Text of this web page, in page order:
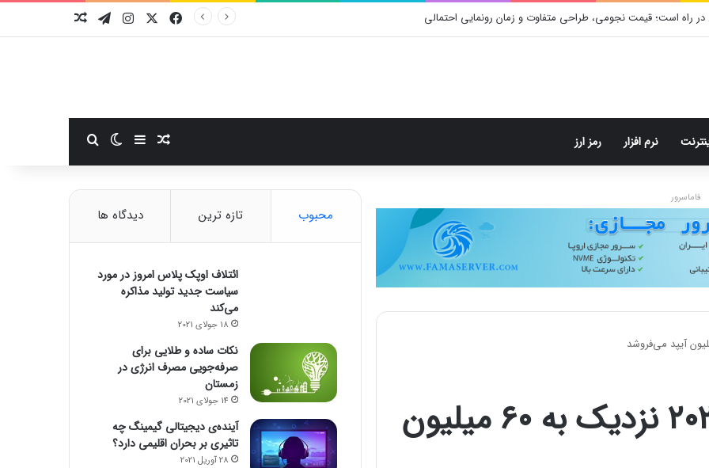
راه است؛ قیمت نجومی، طراحی متفاوت و زمان رونمایی احتمالی فیسبوکایکس اینستاگرام
تلگرام
نرم افزار رمز ارز نوشته تصادفی
سایدبارتغییر پوسته
فاماسرور
اپل احتمالا در سال ۲۰۲۱ نزدیک به ۶۰ میلیون
محبوب تازه ترین دیدگاه ها
ائتلاف اوپک پلاس امروز در مورد
سیاست جدید تولید مذاکره
می‌کند
18 جولای 2021
نکات ساده و طلایی برای
صرفه‌جویی مصرف انرژی در
زمستان
14 جولای 2021
آینده‌ی دیجیتالی گیمینگ چه
تاثیری بر بحران اقلیمی دارد؟
28 آوریل 2021